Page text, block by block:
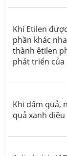
Khí Etilen
phần khác
thành êtilen
phát triển của
Khi dấm quả,
quả xanh